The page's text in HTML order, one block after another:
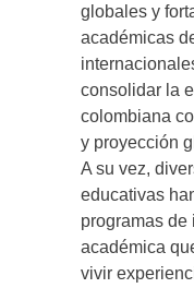
globales y
académicas
consolidar la
colombiana
y proyección
A su vez,
educativas
programas de
académica
vivir